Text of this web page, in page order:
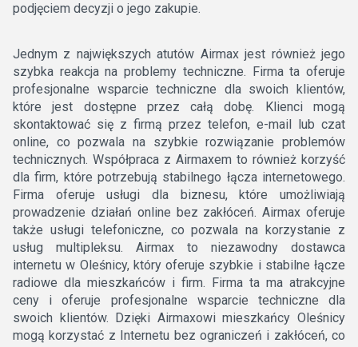
podjęciem decyzji o jego zakupie.
Jednym z największych atutów Airmax jest również jego
szybka reakcja na problemy techniczne. Firma ta oferuje
profesjonalne wsparcie techniczne dla swoich klientów,
które jest dostępne przez całą dobę. Klienci mogą
skontaktować się z firmą przez telefon, e-mail lub czat
online, co pozwala na szybkie rozwiązanie problemów
technicznych. Współpraca z Airmaxem to również korzyść
dla firm, które potrzebują stabilnego łącza internetowego.
Firma oferuje usługi dla biznesu, które umożliwiają
prowadzenie działań online bez zakłóceń. Airmax oferuje
także usługi telefoniczne, co pozwala na korzystanie z
usług multipleksu. Airmax to niezawodny dostawca
internetu w Oleśnicy, który oferuje szybkie i stabilne łącze
radiowe dla mieszkańców i firm. Firma ta ma atrakcyjne
ceny i oferuje profesjonalne wsparcie techniczne dla
swoich klientów. Dzięki Airmaxowi mieszkańcy Oleśnicy
mogą korzystać z Internetu bez ograniczeń i zakłóceń, co